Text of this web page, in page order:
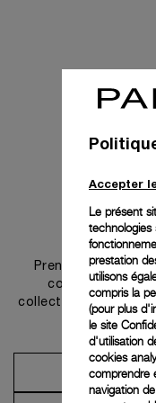
Prenez rendez-
contactez notre
collections et
Accepter
Le présent
technologies
prestation
utilisons
compris la
(pour plus
le site
d'utilisation
cookies
comprendre
navigation